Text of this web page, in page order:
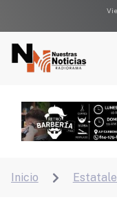
Inicio 